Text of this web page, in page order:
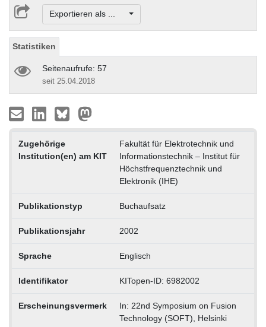
Exportieren als ...
Statistiken
Seitenaufrufe: 57
seit 25.04.2018
Zugehörige
Institution(en) am KIT
Fakultät für Elektrotechnik und
Informationstechnik – Institut für
Höchstfrequenztechnik und
Elektronik (IHE)
Publikationstyp Buchaufsatz
Publikationsjahr 2002
Sprache Englisch
Identifikator KITopen-ID: 6982002
Erscheinungsvermerk
In: 22nd Symposium on Fusion
Technology (SOFT), Helsinki